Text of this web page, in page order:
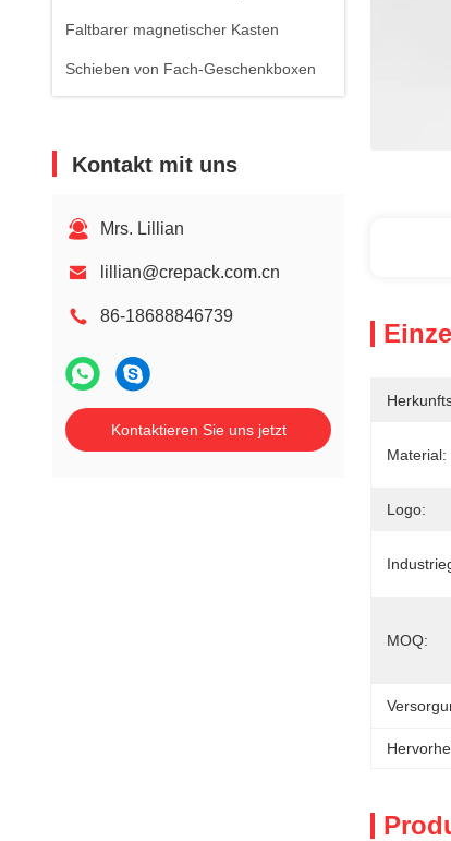
Faltbarer magnetischer Kasten
Schieben von Fach-Geschenkboxen
Kontakt mit uns
Mrs. Lillian
lillian@crepack.com.cn
86-18688846739
Kontaktieren Sie uns jetzt
Material:
Logo:
MOQ: